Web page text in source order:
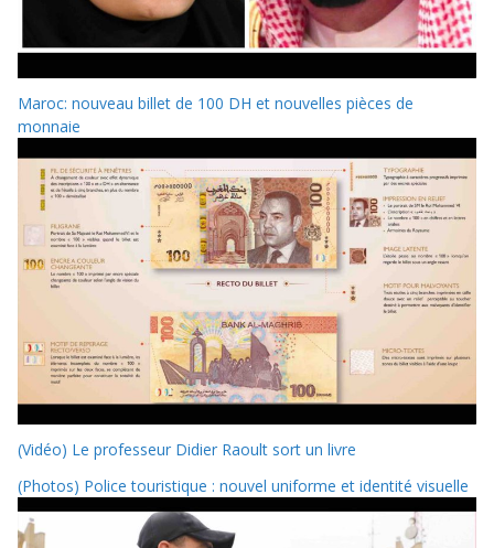
Maroc: nouveau billet de 100 DH et nouvelles pièces de
monnaie
(Vidéo) Le professeur Didier Raoult sort un livre
(Photos) Police touristique : nouvel uniforme et identité visuelle